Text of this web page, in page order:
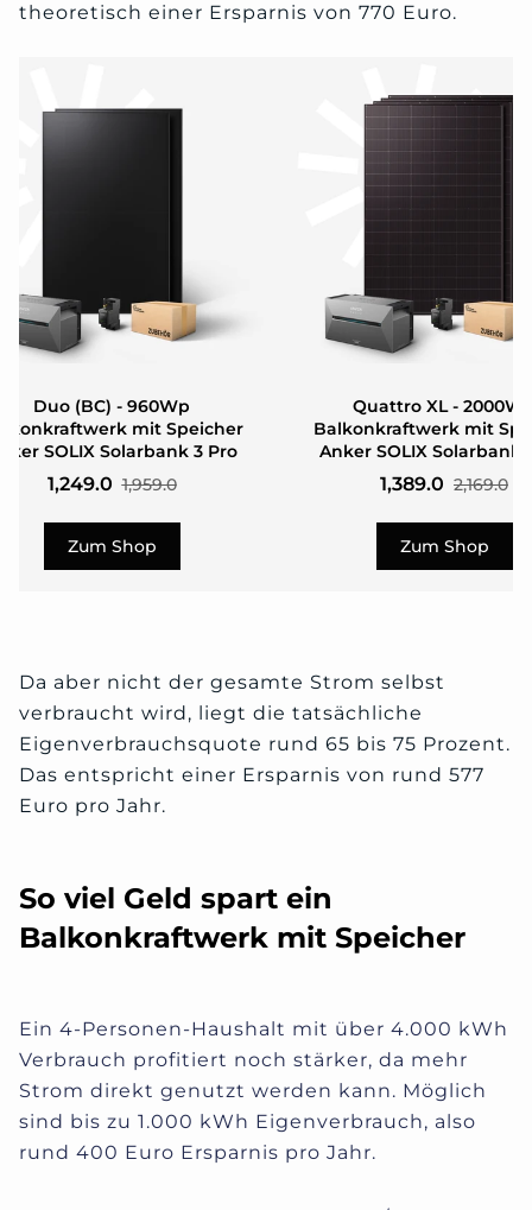
theoretisch einer Ersparnis von 770 Euro.
Duo (BC) - 960Wp
mit Speicher
SOLIX Solarbank 3 Pro
1,959.0
1,249.0
Zum Shop
Quattro XL -
Balkonkraftwerk mit
Anker SOLIX Solarbank
2,169.0
1,389.0
Zum Shop
Da aber nicht der gesamte Strom selbst
verbraucht wird, liegt die tatsächliche
Eigenverbrauchsquote rund 65 bis 75 Prozent.
Das entspricht einer Ersparnis von rund 577
Euro pro Jahr.
So viel Geld spart ein
Balkonkraftwerk mit Speicher
Ein 4-Personen-Haushalt mit über 4.000 kWh
Verbrauch profitiert noch stärker, da mehr
Strom direkt genutzt werden kann. Möglich
sind bis zu 1.000 kWh Eigenverbrauch, also
rund 400 Euro Ersparnis pro Jahr.